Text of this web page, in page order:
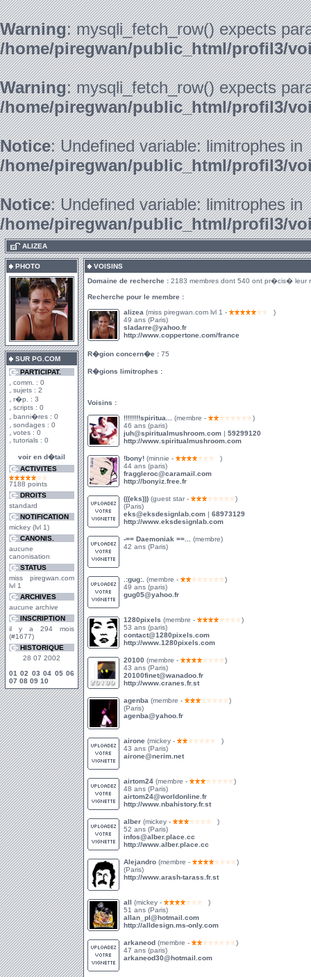
Warning: mysqli_fetch_row() expects
/home/piregwan/public_html/profil3/
Warning: mysqli_fetch_row() expects
/home/piregwan/public_html/profil3/
Notice: Undefined variable: limitrophes in
/home/piregwan/public_html/profil3/
Notice: Undefined variable: limitrophes in
/home/piregwan/public_html/profil3/
ALIZEA
PHOTO
SUR PG.COM
PARTICIPAT.
comm. : 0
sujets : 2
r�p. : 3
scripts : 0
banni�res : 0
sondages : 0
votes : 0
tutorials : 0
voir en d�tail
ACTIVITES
7188 points
DROITS
standard
NOTIFICATION
mickey (lvl 1)
CANONIS.
aucune
canonisation
STATUS
miss piregwan.com
lvl 1
ARCHIVES
aucune archive
INSCRIPTION
il y a 294 mois
(#1677)
HISTORIQUE
28 07 2002
01 02 03 04 05 06
07 08 09 10
VOISINS
Domaine de recherche : 2183 membres dont 540 ont pr�cis� leur
Recherche pour le membre :
alizea (miss piregwan.com lvl 1 -
)
49 ans (Paris)
sladarre@yahoo.fr
http://www.coppertone.com/france
R�gion concern�e : 75
R�gions limitrophes :
Voisins :
!!!!!!!!spiritua...
(membre -
)
46 ans (paris)
juh@spiritualmushroom.com | 59299120
http://www.spiritualmushroom.com
!bony! (minnie -
)
44 ans (paris)
fraggleroc@caramail.com
http://bonyiz.free.fr
(((eks))) (guest star -
)
(Paris)
eks@eksdesignlab.com | 68973129
http://www.eksdesignlab.com
-== Daemoniak ==...
(membre)
42 ans (Paris)
.:gug:. (membre -
)
49 ans (paris)
gug05@yahoo.fr
1280pixels (membre -
)
53 ans (paris)
contact@1280pixels.com
http://www.1280pixels.com
20100 (membre -
)
43 ans (Paris)
20100finet@wanadoo.fr
http://www.cranes.fr.st
agenba (membre -
)
(Paris)
agenba@yahoo.fr
airone (mickey -
)
43 ans (Paris)
airone@nerim.net
airtom24 (membre -
)
48 ans (Paris)
airtom24@worldonline.fr
http://www.nbahistory.fr.st
alber (mickey -
)
52 ans (Paris)
infos@alber.place.cc
http://www.alber.place.cc
Alejandro (membre -
)
(Paris)
http://www.arash-tarass.fr.st
all (mickey -
)
51 ans (Paris)
allan_pl@hotmail.com
http://alldesign.ms-only.com
arkaneod (membre -
)
47 ans (paris)
arkaneod30@hotmail.com